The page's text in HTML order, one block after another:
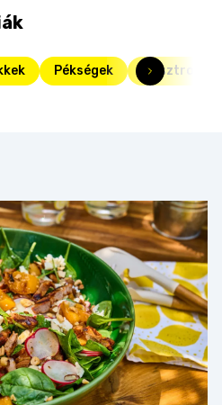
Pékségek Gasztro